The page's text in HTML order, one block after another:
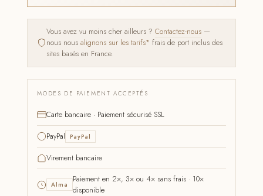
Vous avez vu moins cher ailleurs ?Contactez-nous —
nous nousalignons sur les tarifs* frais de port inclus des
sites basés en France.
MODES DE PAIEMENT ACCEPTÉS
Carte bancaire · Paiement sécurisé SSL
PayPal PayPal
Virement bancaire
Alma
Paiement en 2×, 3× ou 4× sans frais · 10×
disponible